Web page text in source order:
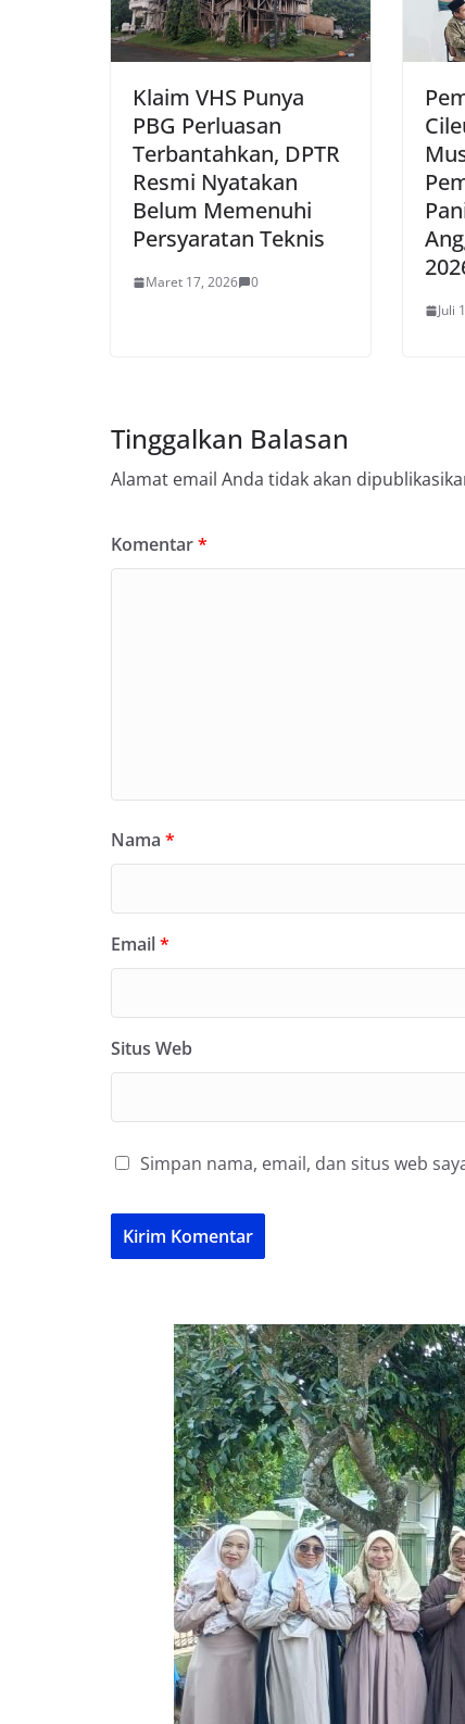
Klaim VHS Punya
PBG Perluasan
Terbantahkan, DPTR
Resmi Nyatakan
Belum Memenuhi
Persyaratan Teknis
Maret 17, 2026 0
Juli
Tinggalkan Balasan
Alamat email Anda tidak akan
Komentar*
Nama *
Email*
Situs Web
Simpan nama, email, dan situs web